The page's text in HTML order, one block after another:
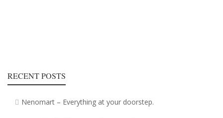
RECENT POSTS
Nenomart – Everything at your doorstep.